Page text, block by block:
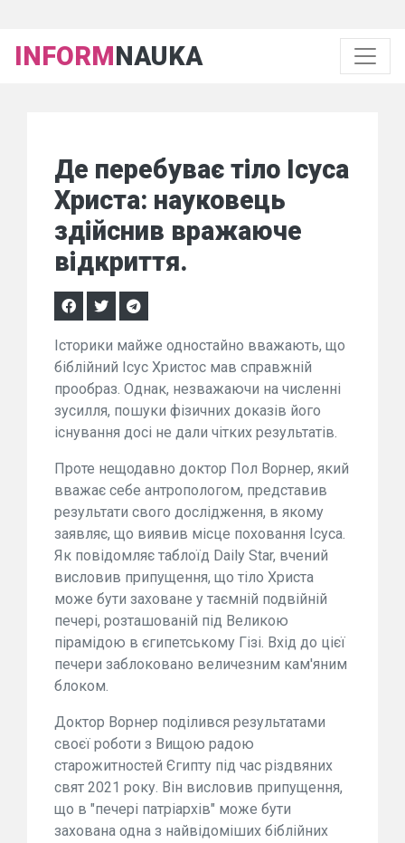
INFORMNAUKA
Де перебуває тіло Ісуса
Христа: науковець
здійснив вражаюче
відкриття.
Історики майже одностайно вважають, що
біблійний Ісус Христос мав справжній
прообраз. Однак, незважаючи на численні
зусилля, пошуки фізичних доказів його
існування досі не дали чітких результатів.
Проте нещодавно доктор Пол Ворнер, який
вважає себе антропологом, представив
результати свого дослідження, в якому
заявляє, що виявив місце поховання Ісуса.
Як повідомляє таблоїд Daily Star, вчений
висловив припущення, що тіло Христа
може бути заховане у таємній подвійній
печері, розташованій під Великою
пірамідою в єгипетському Гізі. Вхід до цієї
печери заблоковано величезним кам'яним
блоком.
Доктор Ворнер поділився результатами
своєї роботи з Вищою радою
старожитностей Єгипту під час різдвяних
свят 2021 року. Він висловив припущення,
що в "печері патріархів" може бути
захована одна з найвідоміших біблійних